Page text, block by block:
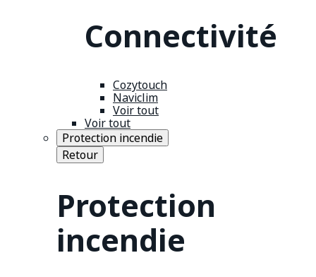
Connectivité
Cozytouch
Naviclim
Voir tout
Voir tout
Protection incendie
Retour
Protection
incendie